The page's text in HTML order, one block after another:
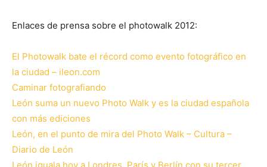
Enlaces de prensa sobre el photowalk 2012:
El Photowalk bate el récord como evento fotográfico en
la ciudad – ileon.com
Caminar fotografiando
León suma un nuevo Photo Walk y es la ciudad española
con más ediciones
León, en el punto de mira del Photo Walk – Cultura –
Diario de León